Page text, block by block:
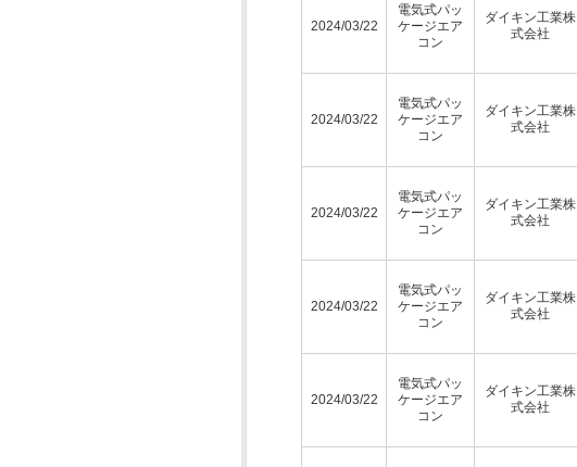
2024/03/22
電気式パッ
ケージエア
コン
ダイキン工業株
式会社
2024/03/22
電気式パッ
ケージエア
コン
ダイキン工業株
式会社
2024/03/22
電気式パッ
ケージエア
コン
ダイキン工業株
式会社
2024/03/22
電気式パッ
ケージエア
コン
ダイキン工業株
式会社
2024/03/22
電気式パッ
ケージエア
コン
ダイキン工業株
式会社